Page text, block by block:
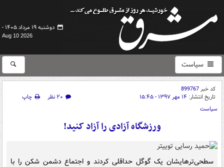
دوشنبه ۱۹ مرداد ۱۴۰۵ -
Aug 10 2026
سیاست
کد خبر899767
تاریخ انتشار: ۱۴ مهر ۱۳۹۷ - ۱۵:۴۵ ۲۰ نظر
چاپ
سیاست
ورزشگاه آزادی را آزاد کنید!
سطحی‌ترهایشان یک گوگل حداقلی کردند و اجتماع دشمن شکن را با